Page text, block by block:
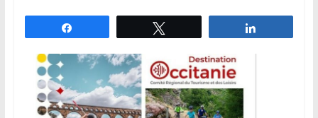
sport,
déplacent